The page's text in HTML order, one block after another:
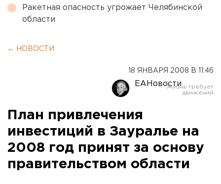
Ракетная опасность угрожает Челябинской
области
← НОВОСТИ
18 ЯНВАРЯ 2008 В 11:46
ЕАНовости
План привлечения
инвестиций в Зауралье на
2008 год принят за основу
правительством области